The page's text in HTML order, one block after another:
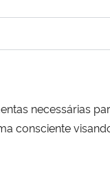
necessárias
consciente